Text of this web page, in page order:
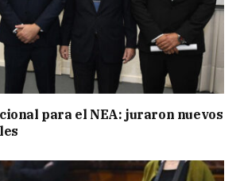
para el NEA: juraron nuevos